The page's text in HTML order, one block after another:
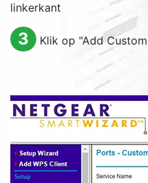
linkerkant
3 Klik op "Add